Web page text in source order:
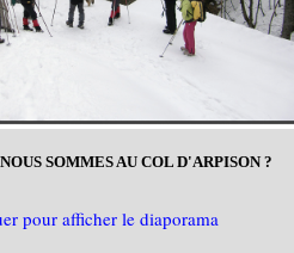
SOMMES AU COL D'ARPISON ?